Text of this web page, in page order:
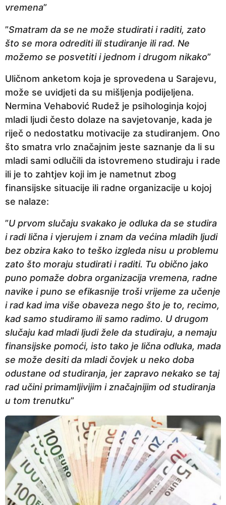
vremena”
”Smatram da se ne može studirati i raditi, zato
što se mora odrediti ili studiranje ili rad. Ne
možemo se posvetiti i jednom i drugom nikako”
Uličnom anketom koja je sprovedena u Sarajevu,
može se uvidjeti da su mišljenja podijeljena.
Nermina Vehabović Rudež je psihologinja kojoj
mladi ljudi često dolaze na savjetovanje, kada je
riječ o nedostatku motivacije za studiranjem. Ono
što smatra vrlo značajnim jeste saznanje da li su
mladi sami odlučili da istovremeno studiraju i rade
ili je to zahtjev koji im je nametnut zbog
finansijske situacije ili radne organizacije u kojoj
se nalaze:
”U prvom slučaju svakako je odluka da se studira
i radi lična i vjerujem i znam da većina mladih ljudi
bez obzira kako to teško izgleda nisu u problemu
zato što moraju studirati i raditi. Tu obično jako
puno pomaže dobra organizacija vremena, radne
navike i puno se efikasnije troši vrijeme za učenje
i rad kad ima više obaveza nego što je to, recimo,
kad samo studiramo ili samo radimo. U drugom
slučaju kad mladi ljudi žele da studiraju, a nemaju
finansijske pomoći, isto tako je lična odluka, mada
se može desiti da mladi čovjek u neko doba
odustane od studiranja, jer zapravo nekako se taj
rad učini primamljivijim i značajnijim od studiranja
u tom trenutku”